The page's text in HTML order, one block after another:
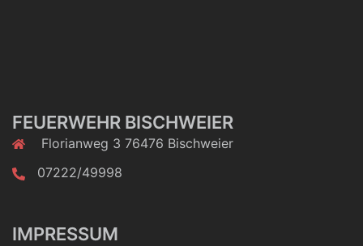
FEUERWEHR BISCHWEIER
Florianweg 3 76476 Bischweier
07222/49998
IMPRESSUM